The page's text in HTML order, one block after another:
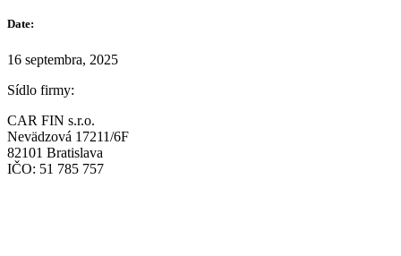
Date:
16 septembra, 2025
Sídlo firmy:
CAR FIN s.r.o.
Nevädzová 17211/6F
82101 Bratislava
IČO: 51 785 757